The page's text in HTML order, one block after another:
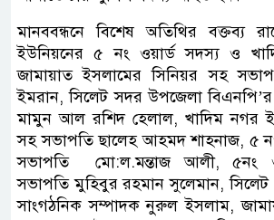
মানববন্ধনে বিশেষ অতিথির বক্তব্য
ইউনিয়নের ৫ নং ওয়ার্ড সদস্য ও
জামায়াত ইসলামের সিনিয়র সহ
ইমরান, সিলেট সদর উপজেলা বিএনপি’র
মামুন আল রশিদ হেলাল, খাদিম নগর
সহ সভাপতি ছালেহ আহমদ শাহনাজ, ৫
সভাপতি মো:ল.মন্তাজ আলী, ৫নং
সভাপতি মুহিবুর রহমান সুলেমান,
সাংগঠনিক সম্পাদক নুরুল ইসলাম,